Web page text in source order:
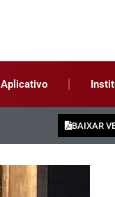
Aplicativo
BAIXAR